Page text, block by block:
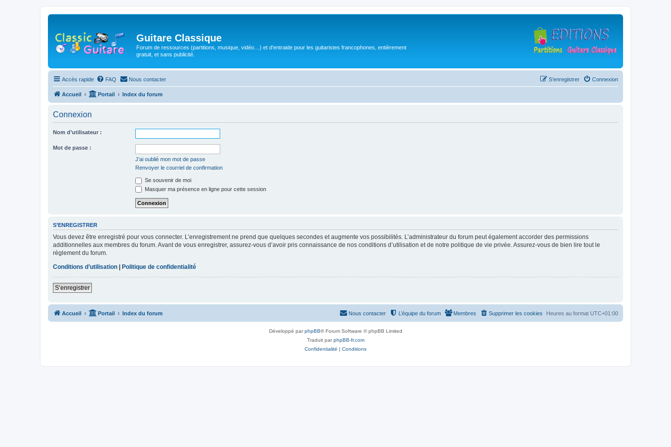
Guitare Classique
Forum de ressources (partitions, musique, vidéo…) et d'entraide pour les guitaristes francophones, entièrement
gratuit, et sans publicité.
Accès rapide FAQ Nous contacter Connexion
S’enregistrer
Accueil Portail Index du forum
Connexion
Nom d’utilisateur :
Mot de passe :
J’ai oublié mon mot de passe
Renvoyer le courriel de confirmation
Se souvenir de moi
Masquer ma présence en ligne pour cette session
S’ENREGISTRER
Vous devez être enregistré pour vous connecter. L’enregistrement ne prend que quelques secondes et augmente vos possibilités. L’administrateur du forum peut également accorder des permissions
additionnelles aux membres du forum. Avant de vous enregistrer, assurez-vous d’avoir pris connaissance de nos conditions d’utilisation et de notre politique de vie privée. Assurez-vous de bien lire tout le
règlement du forum.
Conditions d’utilisation | Politique de confidentialité
S’enregistrer
Accueil Portail Index du forum Heures au format UTC+01:00
Supprimer les cookies
Membres
L’équipe du forum
Nous contacter
Développé parphpBB® Forum Software © phpBB Limited
Traduit parphpBB-fr.com
Confidentialité | Conditions